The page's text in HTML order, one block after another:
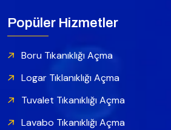
Popüler Hizmetler
Boru Tıkanıklığı Açma
Logar Tıklanıklığı Açma
Tuvalet Tıkanıklığı Açma
Lavabo Tıkanıklığı Açma